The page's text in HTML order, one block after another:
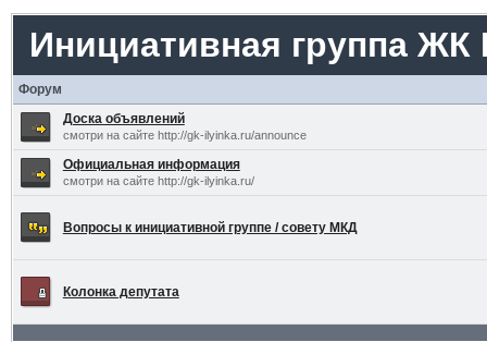
Инициативная группа ЖК
Форум
Доска объявлений
смотри на сайте http://gk-ilyinka.ru/announce
Официальная информация
смотри на сайте http://gk-ilyinka.ru/
Вопросы к инициативной группе / совету МКД
Колонка депутата